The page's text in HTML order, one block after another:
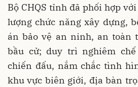
Bộ CHQS tỉnh đã phối hợp
lượng chức năng xây dựng,
án bảo vệ an ninh, an toàn
bầu cử; duy trì nghiêm
chiến đấu, nắm chắc tình
khu vực biên giới, địa bàn